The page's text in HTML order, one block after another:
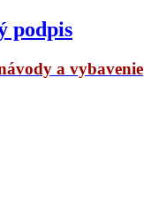
podpis
a vybavenie